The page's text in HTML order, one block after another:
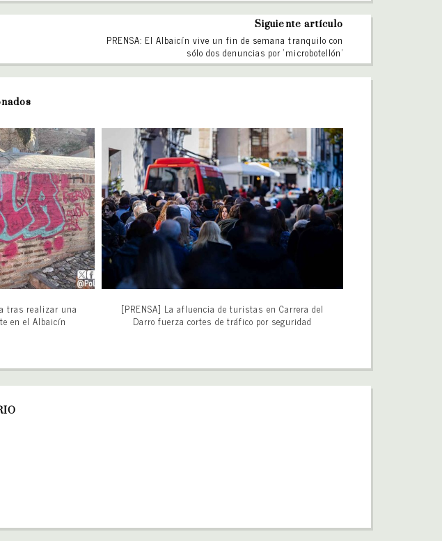
Siguiente artículo
PRENSA: El Albaicín vive un fin de semana tranquilo con
sólo dos denuncias por ‘microbotellón’
tras realizar una
en el Albaicín
[PRENSA] La afluencia de turistas en Carrera del
Darro fuerza cortes de tráfico por seguridad